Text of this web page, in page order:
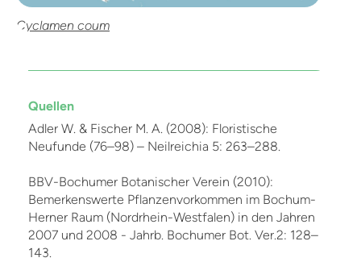
Cyclamen coum
Quellen
Adler W. & Fischer M. A. (2008): Floristische
Neufunde (76–98) – Neilreichia 5: 263–288.
BBV-Bochumer Botanischer Verein (2010):
Bemerkenswerte Pflanzenvorkommen im Bochum-
Herner Raum (Nordrhein-Westfalen) in den Jahren
2007 und 2008 - Jahrb. Bochumer Bot. Ver.2: 128–
143.